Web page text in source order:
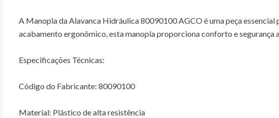
A Manopla da Alavanca Hidráulica 80090100 AGCO é uma peça
acabamento ergonômico, esta manopla proporciona conforto e segurança
Especificações Técnicas:
Código do Fabricante: 80090100
Material: Plástico de alta resistência